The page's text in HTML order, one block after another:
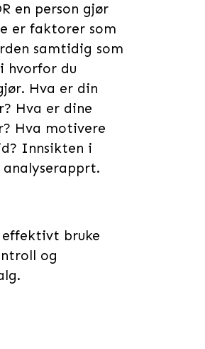
en person gjør
er faktorer som
samtidig som
hvorfor du
Hva er din
Hva er dine
Hva motivere
Innsikten i
effektivt bruke
og